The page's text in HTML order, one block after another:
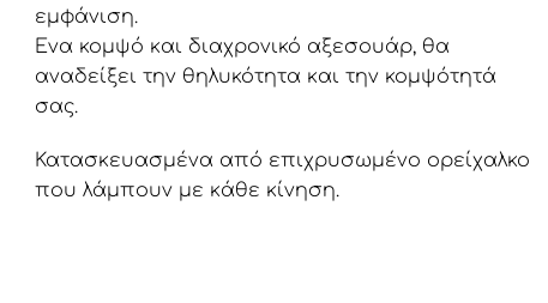
εμφάνιση.
Ένα κομψό και διαχρονικό αξεσουάρ, θα
αναδείξει την θηλυκότητα και την κομψότητά
σας.
Κατασκευασμένα από επιχρυσωμένο ορείχαλκο
που λάμπουν με κάθε κίνηση.